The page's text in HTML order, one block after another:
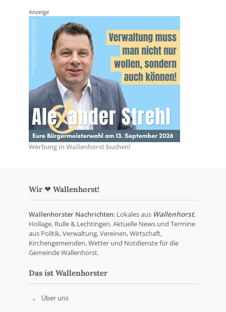
Anzeige
Werbung in Wallenhorst buchen!
Wir ❤ Wallenhorst!
Wallenhorster Nachrichten: Lokales aus Wallenhorst,
Hollage, Rulle & Lechtingen. Aktuelle News und Termine
aus Politik, Verwaltung, Vereinen, Wirtschaft,
Kirchengemeinden, Wetter und Notdienste für die
Gemeinde Wallenhorst.
Das ist Wallenhorster
Über uns